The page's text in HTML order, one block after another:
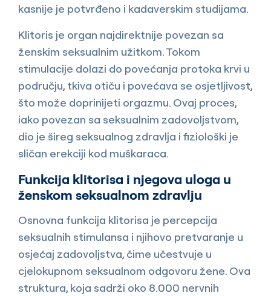
kasnije je potvrđeno i kadaverskim studijama.
Klitoris je organ najdirektnije povezan sa
ženskim seksualnim užitkom. Tokom
stimulacije dolazi do povećanja protoka krvi u
području, tkiva otiču i povećava se osjetljivost,
što može doprinijeti orgazmu. Ovaj proces,
iako povezan sa seksualnim zadovoljstvom,
dio je šireg seksualnog zdravlja i fiziološki je
sličan erekciji kod muškaraca.
Funkcija klitorisa i njegova uloga u
ženskom seksualnom zdravlju
Osnovna funkcija klitorisa je percepcija
seksualnih stimulansa i njihovo pretvaranje u
osjećaj zadovoljstva, čime učestvuje u
cjelokupnom seksualnom odgovoru žene. Ova
struktura, koja sadrži oko 8.000 nervnih